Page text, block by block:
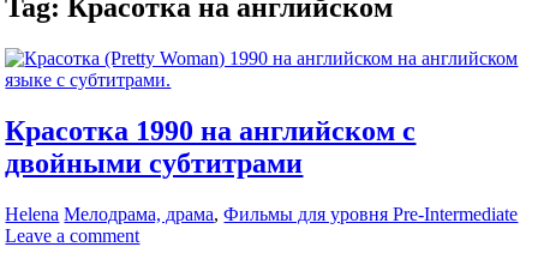
Tag:Красотка на английском
Красотка 1990 на английском с
двойными субтитрами
Helena Мелодрама, драма,Фильмы для уровня Pre-Intermediate
Leave a comment